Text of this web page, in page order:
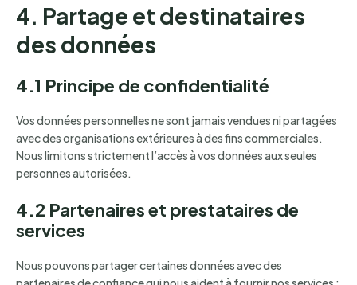
4. Partage et destinataires
des données
4.1 Principe de confidentialité
Vos données personnelles ne sont jamais vendues ni partagées
avec des organisations extérieures à des fins commerciales.
Nous limitons strictement l’accès à vos données aux seules
personnes autorisées.
4.2 Partenaires et prestataires de
services
Nous pouvons partager certaines données avec des